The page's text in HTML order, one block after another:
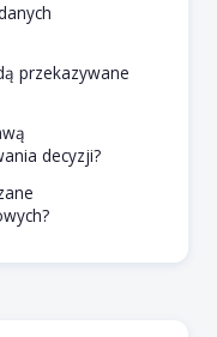
przekazywane
decyzji?